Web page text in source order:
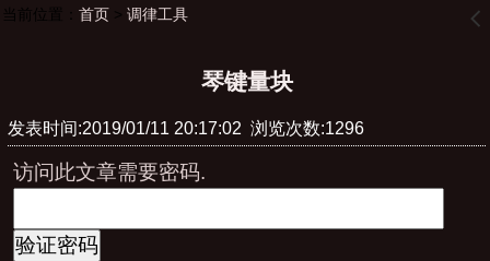
当前位置： 首页> 调律工具 󰊒
琴键量块
发表时间:2019/01/11 20:17:02 浏览次数:1296
访问此文章需要密码.